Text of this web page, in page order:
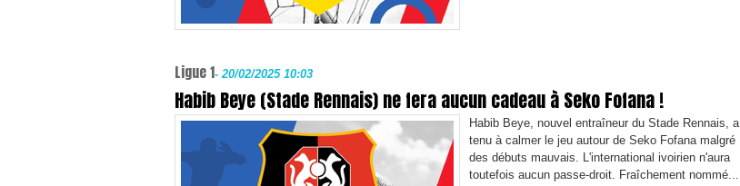
Ligue 1- 20/02/2025 10:03
Habib Beye (Stade Rennais) ne fera aucun cadeau à Seko Fofana !
Habib Beye, nouvel entraîneur du Stade Rennais, a
tenu à calmer le jeu autour de Seko Fofana malgré
des débuts mauvais. L'international ivoirien n'aura
toutefois aucun passe-droit. Fraîchement nommé...